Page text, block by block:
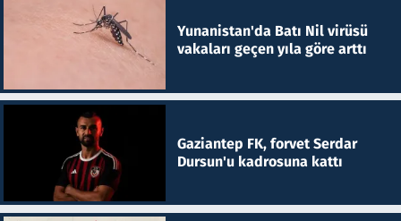
Yunanistan'da Batı Nil virüsü
vakaları geçen yıla göre arttı
Gaziantep FK, forvet Serdar
Dursun'u kadrosuna kattı
Teknoloji ve Bilim
Televizyon